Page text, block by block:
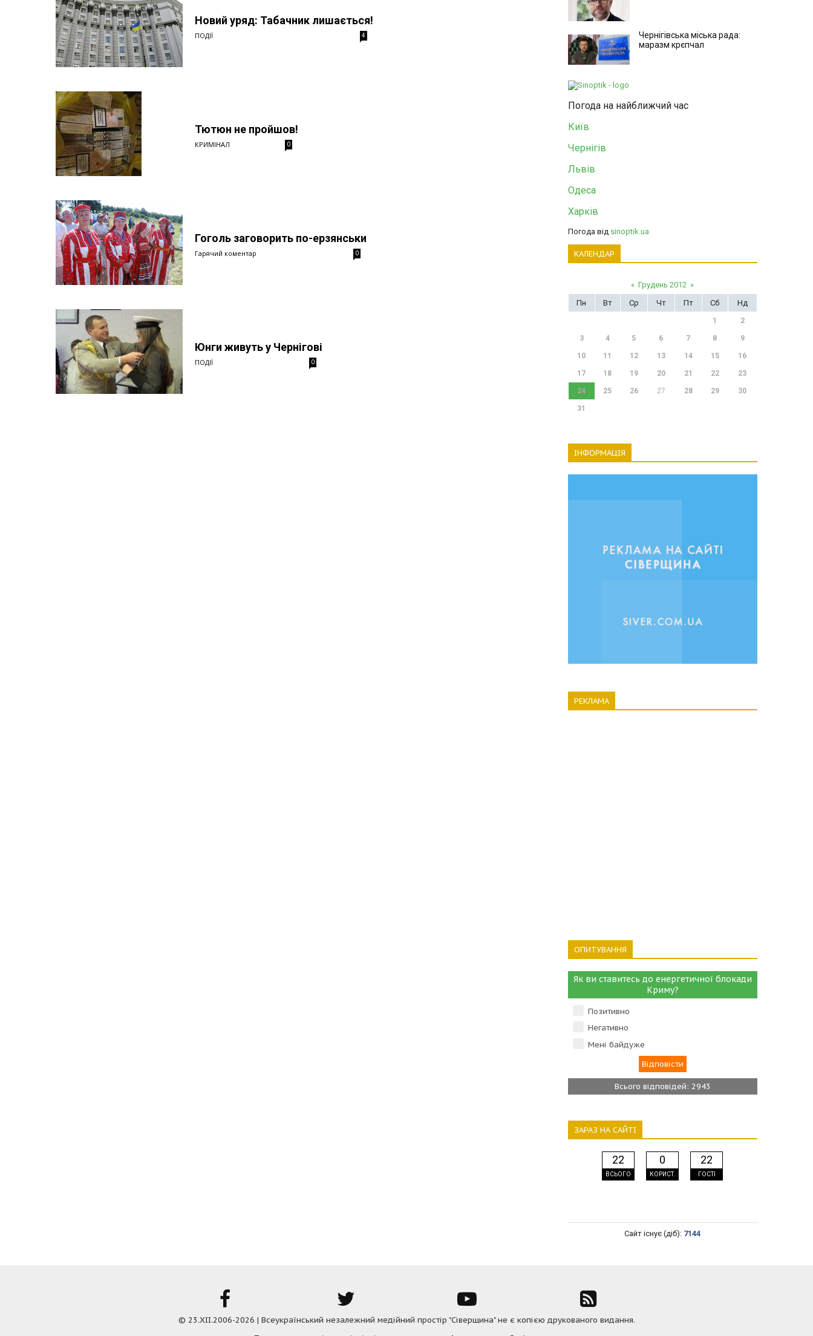
Новий уряд: Табачник лишається!
ПОДІЇ 4
Тютюн не пройшов!
КРИМІНАЛ 0
Гоголь заговорить по-ерзянськи
Гарячий коментар 0
Юнги живуть у Чернігові
ПОДІЇ 0
Чернігівська міська рада:
маразм крєпчал
Погода на найближчий час
Київ
Чернігів
Львів
Одеса
Харків
Погода від sinoptik.ua
КАЛЕНДАР
« Грудень 2012 »
Пн
Вт Ср Чт Пт Сб Нд
1 2
3 4 5 6 7 8 9
10 11 12 13 14 15 16
17 18 19 20 21 22 23
24 25 26 27 28 29 30
31
ІНФОРМАЦІЯ
РЕКЛАМА
ОПИТУВАННЯ
Як ви ставитесь до енергетичної блокади
Криму?
Позитивно
Негативно
Мені байдуже
Всього відповідей: 2943
ЗАРАЗ НА САЙТІ
22
ВСЬОГО
0
КОРИСТ.
22
ГОСТІ
Сайт існує (діб): 7144
© 23.XII.2006-2026 | Всеукраїнський незалежний медійний простір "Сіверщина" не є копією друкованого видання.